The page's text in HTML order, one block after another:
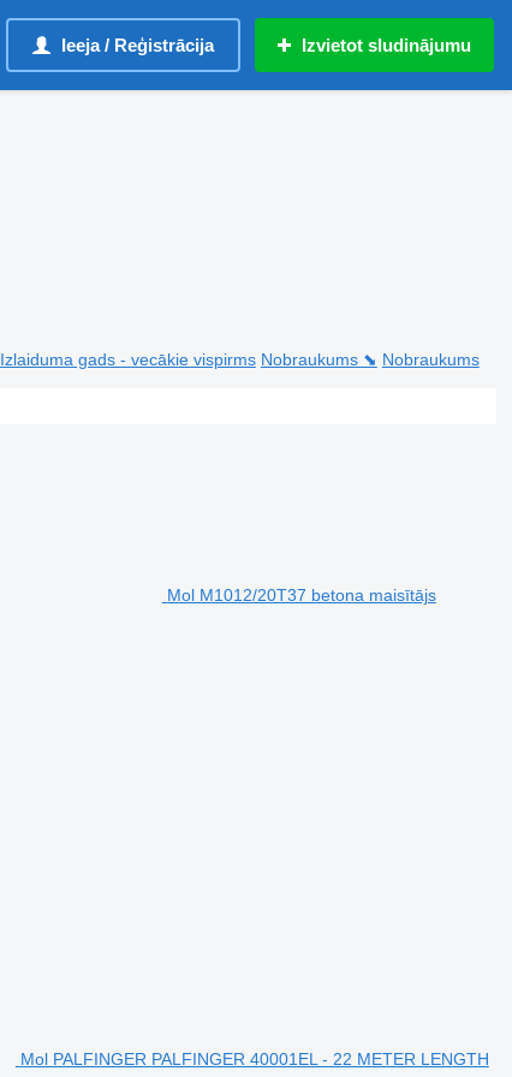
Ieeja / Reģistrācija Izvietot sludinājumu
Izlaiduma gads - vecākie vispirms Nobraukums ⬊ Nobraukums
Mol M1012/20T37 betona maisītājs
Mol PALFINGER PALFINGER 40001EL - 22 METER LENGTH